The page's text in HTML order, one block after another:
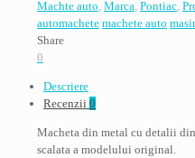
Firebird,
auriu,
IXO
1/43
Machte auto, Marca, Pontiac,
automachete machete auto
Share
0
Descriere
Recenzii 0
Macheta din metal cu detalii
scalata a modelului original.